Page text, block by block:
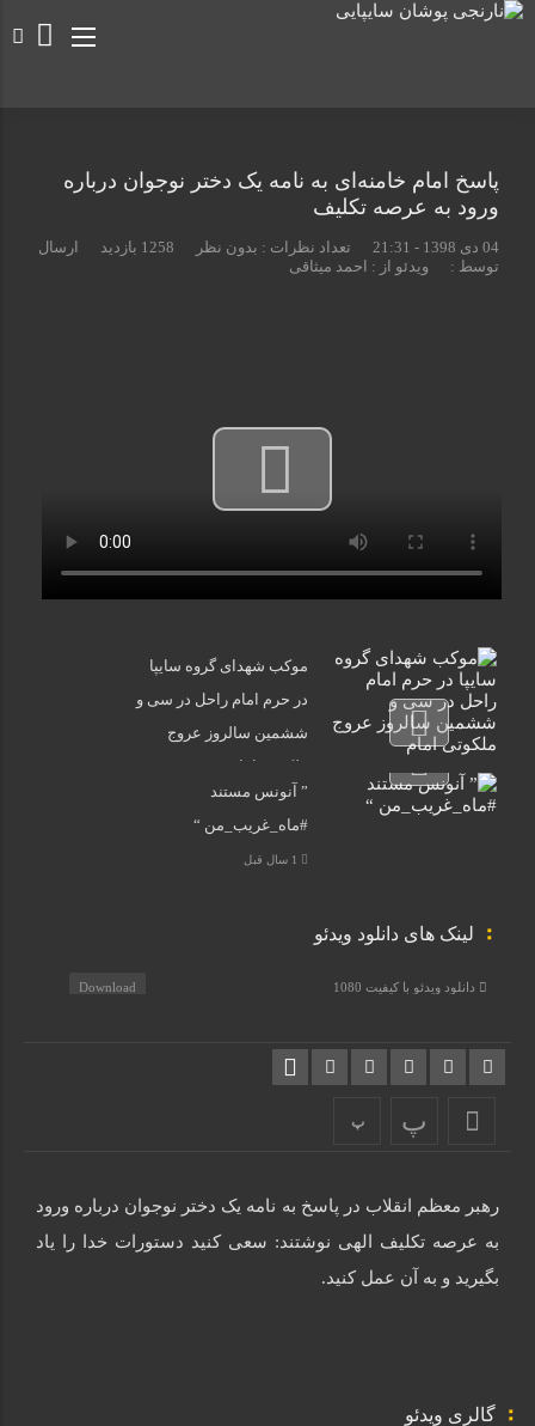
پاسخ امام خامنه‌ای به نامه یک دختر نوجوان درباره
ورود به عرصه تکلیف
04 دی 1398 - 21:31 تعداد نظرات : بدون نظر
ارسال
توسط :
ویدئو از : احمد میثاقی
موکب شهدای گروه سایپا
در حرم امام راحل در سی و
ششمین سالروز عروج
ملکوتی امام خمینی(ره)
” آنونس مستند
#ماه_غریب_من “
لینک های دانلود ویدئو
دانلود ویدئو با کیفیت 1080 Download
دانلود ویدئو با کیفیت 480
دانلود ویدئو با کیفیت 240
پ پ
رهبر معظم انقلاب در پاسخ به نامه یک دختر نوجوان درباره ورود
به عرصه تکلیف الهی نوشتند: سعی کنید دستورات خدا را یاد
بگیرید و به آن عمل کنید.
گالری ویدئو